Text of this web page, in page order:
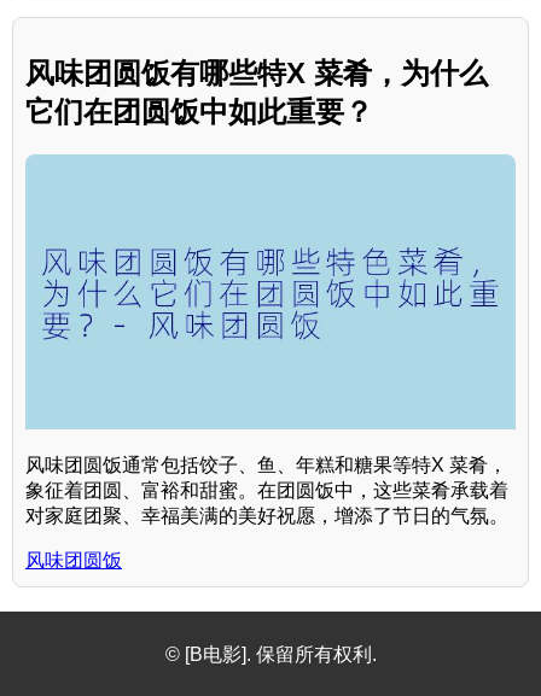
风味团圆饭有哪些特X 菜肴，为什么
它们在团圆饭中如此重要？
风味团圆饭通常包括饺子、鱼、年糕和糖果等特X 菜肴，
象征着团圆、富裕和甜蜜。在团圆饭中，这些菜肴承载着
对家庭团聚、幸福美满的美好祝愿，增添了节日的气氛。
风味团圆饭
© [B电影]. 保留所有权利.